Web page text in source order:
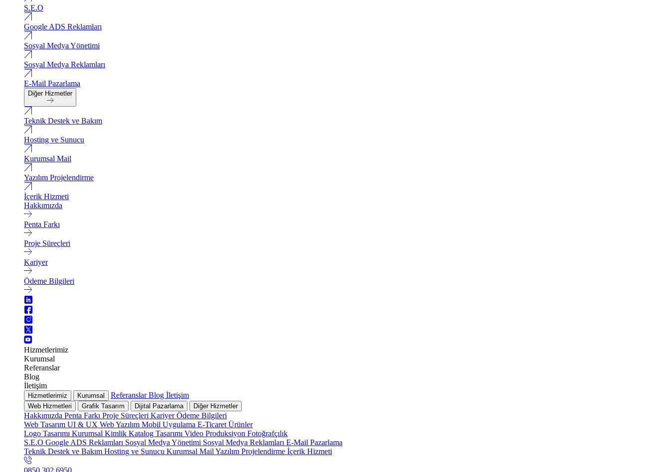
S.E.O
Google ADS Reklamları
Sosyal Medya Yönetimi
Sosyal Medya Reklamları
E-Mail Pazarlama
Diğer Hizmetler
Teknik Destek ve Bakım
Hosting ve Sunucu
Kurumsal Mail
Yazılım Projelendirme
İçerik Hizmeti
Hakkımızda
Penta Farkı
Proje Süreçleri
Kariyer
Ödeme Bilgileri
Hizmetlerimiz
Kurumsal
Referanslar
Blog
İletişim
Hizmetlerimiz Kurumsal ReferanslarBlog İletişim
Web Hizmetleri Grafik Tasarım Dijital Pazarlama Diğer Hizmetler
Hakkımızda Penta Farkı Proje Süreçleri KariyerÖdeme Bilgileri
Web Tasarım UI & UX Web Yazılım Mobil Uygulama E-Ticaret Ürünler
Logo Tasarımı Kurumsal Kimlik Katalog Tasarımı Video Produksiyon Fotoğrafçılık
S.E.O Google ADS Reklamları Sosyal Medya Yönetimi Sosyal Medya Reklamları E-Mail Pazarlama
Teknik Destek ve Bakım Hosting ve Sunucu Kurumsal Mail Yazılım Projelendirme İçerik Hizmeti